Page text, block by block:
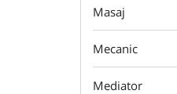
Masaj
Mecanic
Mediator